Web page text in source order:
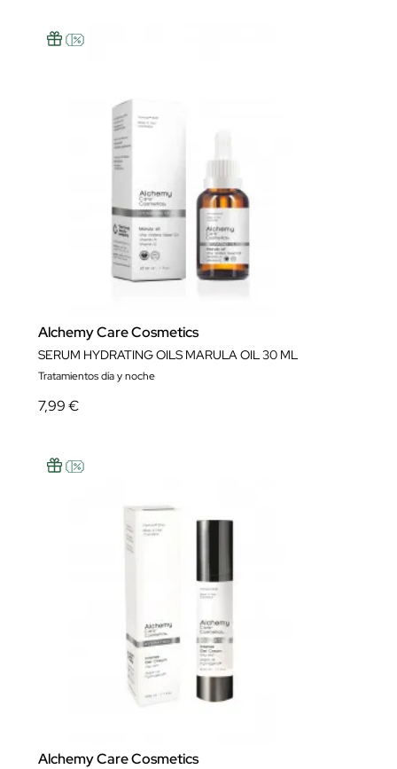
Alchemy Care Cosmetics
SERUM HYDRATING OILS MARULA OIL 30 ML
Tratamientos día y noche
7,99 €
Alchemy Care Cosmetics